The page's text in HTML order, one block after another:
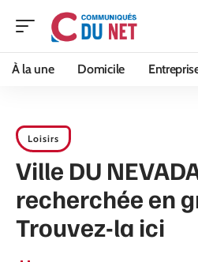
À la une Domicile
Loisirs
Ville DU
recherchée en
Trouvez-la ici